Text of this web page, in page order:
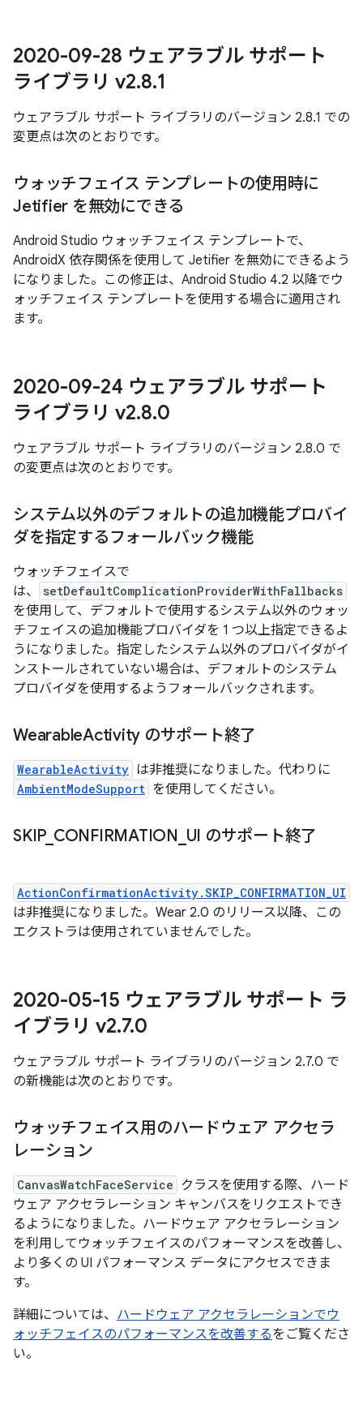
2020-09-28 ウェアラブル サポート
ライブラリ v2.8.1
ウェアラブル サポート ライブラリのバージョン 2.8.1 での
変更点は次のとおりです。
ウォッチフェイス テンプレートの使用時に
Jetifier を無効にできる
Android Studio ウォッチフェイス テンプレートで、
AndroidX 依存関係を使用して Jetifier を無効にできるよう
になりました。この修正は、Android Studio 4.2 以降でウ
ォッチフェイス テンプレートを使用する場合に適用され
ます。
2020-09-24 ウェアラブル サポート
ライブラリ v2.8.0
ウェアラブル サポート ライブラリのバージョン 2.8.0 で
の変更点は次のとおりです。
システム以外のデフォルトの追加機能プロバイ
ダを指定するフォールバック機能
ウォッチフェイスで
は、
setDefaultComplicationProviderWithFallbacks
を使用して、デフォルトで使用するシステム以外のウォッ
チフェイスの追加機能プロバイダを 1 つ以上指定できるよ
うになりました。指定したシステム以外のプロバイダがイ
ンストールされていない場合は、デフォルトのシステム
プロバイダを使用するようフォールバックされます。
WearableActivity のサポート終了
WearableActivity は非推奨になりました。代わりに
AmbientModeSupport を使用してください。
SKIP_ CONFIRMATION UI のサポート終了
ActionConfirmationActivity.SKIP_CONFIRMATION_UI
は非推奨になりました。Wear 2.0 のリリース以降、この
エクストラは使用されていませんでした。
2020-05-15 ウェアラブル サポート ラ
イブラリ v2.7.0
ウェアラブル サポート ライブラリのバージョン 2.7.0 で
の新機能は次のとおりです。
ウォッチフェイス用のハードウェア アクセラ
レーション
CanvasWatchFaceService
クラスを使用する際、ハード
ウェア アクセラレーション キャンバスをリクエストでき
るようになりました。ハードウェア アクセラレーション
を利用してウォッチフェイスのパフォーマンスを改善し、
より多くの UI パフォーマンス データにアクセスできま
す。
詳細については、 ハードウェア アクセラレーションでウ
ォッチフェイスのパフォーマンスを改善するをご覧くださ
い。